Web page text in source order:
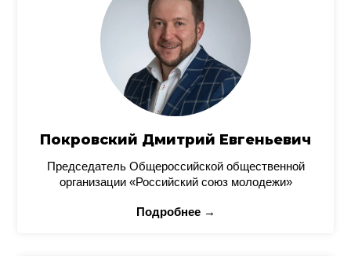
Покровский Дмитрий Евгеньевич
Председатель Общероссийской общественной
организации «Российский союз молодежи»
Подробнее →